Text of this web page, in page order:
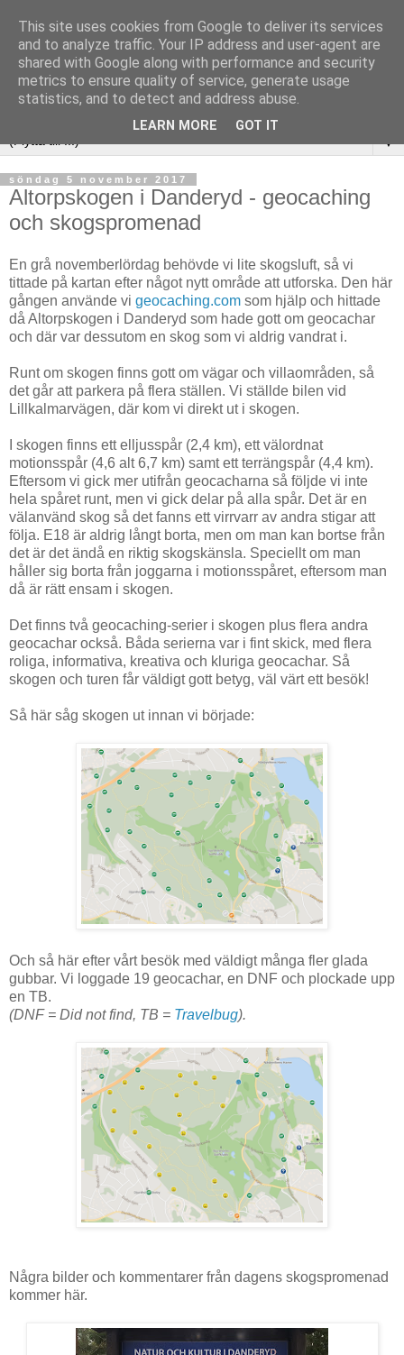
▼
söndag 5 november 2017
Altorpskogen i Danderyd - geocaching
och skogspromenad
En grå novemberlördag behövde vi lite skogsluft, så vi
tittade på kartan efter något nytt område att utforska. Den här
gången använde vi geocaching.com som hjälp och hittade
då Altorpskogen i Danderyd som hade gott om geocachar
och där var dessutom en skog som vi aldrig vandrat i.
Runt om skogen finns gott om vägar och villaområden, så
det går att parkera på flera ställen. Vi ställde bilen vid
Lillkalmarvägen, där kom vi direkt ut i skogen.
I skogen finns ett elljusspår (2,4 km), ett välordnat
motionsspår (4,6 alt 6,7 km) samt ett terrängspår (4,4 km).
Eftersom vi gick mer utifrån geocacharna så följde vi inte
hela spåret runt, men vi gick delar på alla spår. Det är en
välanvänd skog så det fanns ett virrvarr av andra stigar att
följa. E18 är aldrig långt borta, men om man kan bortse från
det är det ändå en riktig skogskänsla. Speciellt om man
håller sig borta från joggarna i motionsspåret, eftersom man
då är rätt ensam i skogen.
Det finns två geocaching-serier i skogen plus flera andra
geocachar också. Båda serierna var i fint skick, med flera
roliga, informativa, kreativa och kluriga geocachar. Så
skogen och turen får väldigt gott betyg, väl värt ett besök!
Så här såg skogen ut innan vi började:
Och så här efter vårt besök med väldigt många fler glada
gubbar. Vi loggade 19 geocachar, en DNF och plockade upp
en TB.
(DNF = Did not find, TB = Travelbug).
Några bilder och kommentarer från dagens skogspromenad
kommer här.
This site uses cookies from Google to deliver its services
and to analyze traffic. Your IP address and user-agent are
shared with Google along with performance and security
metrics to ensure quality of service, generate usage
statistics, and to detect and address abuse.
LEARN MORE GOT IT